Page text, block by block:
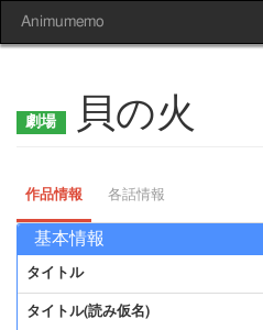
Animumemo
貝の火
作品情報 各話情報
基本情報
タイトル
タイトル(読み仮名)